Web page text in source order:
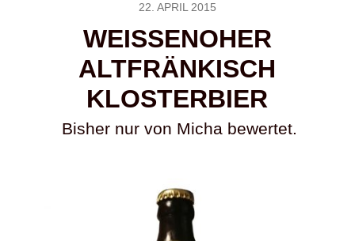
22. APRIL 2015
WEISSENOHER A
LTFRÄNKISCH K
LOSTERBIER
Bisher nur von Micha bewertet.